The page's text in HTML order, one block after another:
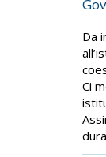
Da
Ci